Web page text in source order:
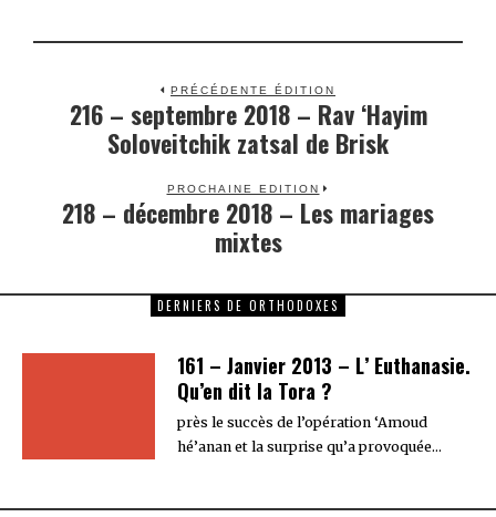
PRÉCÉDENTE ÉDITION
Previous
post:
216 – septembre 2018 – Rav ‘Hayim
Soloveitchik zatsal de Brisk
PROCHAINE EDITION
Next
post:
218 – décembre 2018 – Les mariages
mixtes
DERNIERS DE ORTHODOXES
161 – Janvier 2013 – L’ Euthanasie.
Qu’en dit la Tora ?
près le succès de l’opération ‘Amoud
hé’anan et la surprise qu’a provoquée…